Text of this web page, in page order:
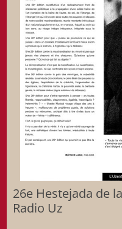
26e Hestejada de
Radio Uz